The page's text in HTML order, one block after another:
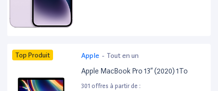
Top Produit Apple - Tout en un
Apple MacBook Pro 13” (2020) 1To
301 offres à partir de :